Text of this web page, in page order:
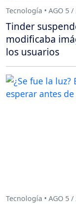
Tecnología • AGO 5 /
Tinder
modificaba
los usuarios
Tecnología • AGO 5 /